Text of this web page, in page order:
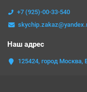
+7 (925)-00-33-540
Наш адрес
125424, город